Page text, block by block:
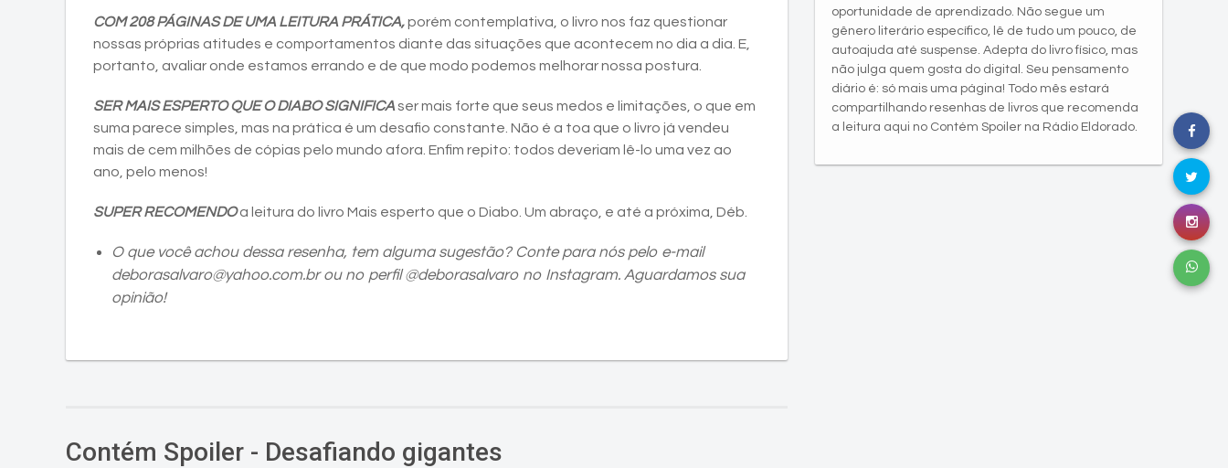
COM 208 PÁGINAS DE UMA LEITURA PRÁTICA,porém contemplativa, o livro nos faz questionar
nossas próprias atitudes e comportamentos diante das situações que acontecem no dia a dia. E,
portanto, avaliar onde estamos errando e de que modo podemos melhorar nossa postura.
SER MAIS ESPERTO QUE O DIABO SIGNIFICAser mais forte que seus medos e limitações, o que em
suma parece simples, mas na prática é um desafio constante. Não é a toa que o livro já vendeu
mais de cem milhões de cópias pelo mundo afora. Enfim repito: todos deveriam lê-lo uma vez ao
ano, pelo menos!
SUPER RECOMENDOa leitura do livro Mais esperto que o Diabo. Um abraço, e até a próxima, Déb.
O que você achou dessa resenha, tem alguma sugestão? Conte para nós pelo e-mail
deborasalvaro@yahoo.com.br ou no perfil @deborasalvaro no Instagram. Aguardamos sua
opinião!
Contém Spoiler - Desafiando gigantes
oportunidade de aprendizado. Não segue um
gênero literário específico, lê de tudo um pouco, de
autoajuda até suspense. Adepta do livro físico, mas
não julga quem gosta do digital. Seu pensamento
diário é: só mais uma página! Todo mês estará
compartilhando resenhas de livros que recomenda
a leitura aqui no Contém Spoiler na Rádio Eldorado.